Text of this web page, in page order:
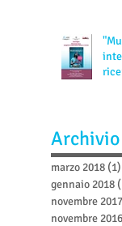
Archivio
marzo 2018 (1)
gennaio 2018
novembre 2017
novembre 2016